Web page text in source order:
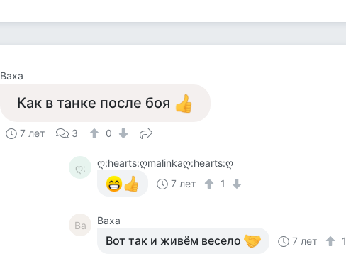
Ваха
Как в танке после боя
7 лет 3 0
ღ:
ღ:hearts:ღmalinkaღ:hearts:ღ
7 лет
1
Ва Ваха
Вот так и живём весело 7 лет